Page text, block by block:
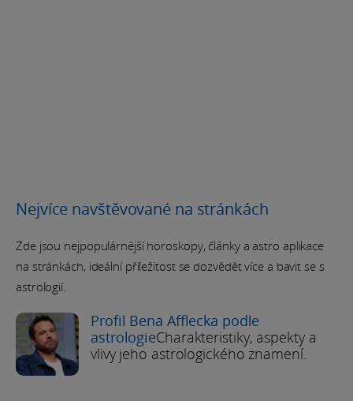
Nejvíce navštěvované na stránkách
Zde jsou nejpopulárnější horoskopy, články a astro aplikace
na stránkách, ideální příležitost se dozvědět více a bavit se s
astrologií.
Profil Bena Afflecka podle
astrologieCharakteristiky, aspekty a
vlivy jeho astrologického znamení.